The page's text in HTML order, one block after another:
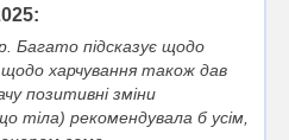
Багато підсказує щодо
харчування також дав
позитивні зміни
тіла) рекомендувала б усім,